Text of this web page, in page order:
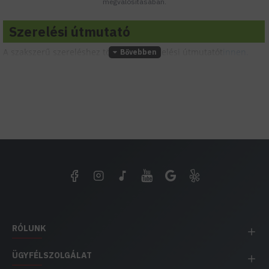
Szerelési útmutató
A szakszerű szereléshez töltsd le a szerelési útmutatót
RÓLUNK
ÜGYFÉLSZOLGÁLAT